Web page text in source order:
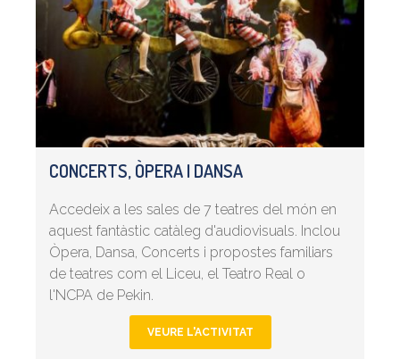
CONCERTS, ÒPERA I DANSA
Accedeix a les sales de 7 teatres del món en
aquest fantàstic catàleg d'audiovisuals. Inclou
Òpera, Dansa, Concerts i propostes familiars
de teatres com el Liceu, el Teatro Real o
l'NCPA de Pekin.
VEURE L'ACTIVITAT